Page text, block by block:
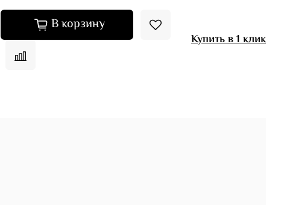
В корзину
Купить в 1 клик